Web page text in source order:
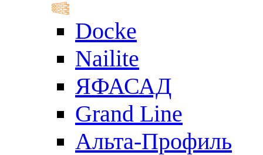
Docke
Nailite
ЯФАСАД
Grand Line
Альта-Профиль